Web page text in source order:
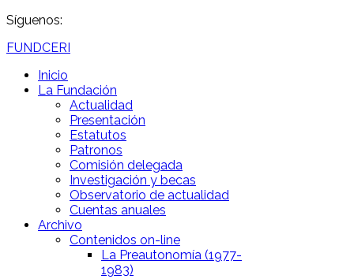
Síguenos:
FUNDCERI
Inicio
La Fundación
Actualidad
Presentación
Estatutos
Patronos
Comisión delegada
Investigación y becas
Observatorio de actualidad
Cuentas anuales
Archivo
Contenidos on-line
La Preautonomía (1977-
1983)